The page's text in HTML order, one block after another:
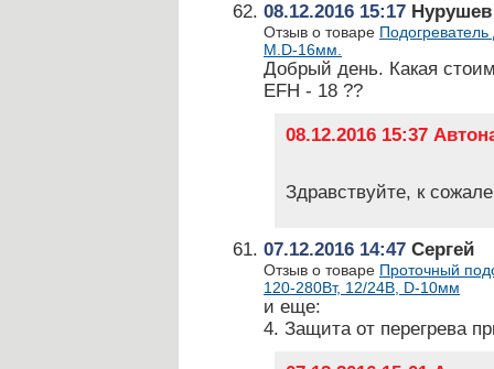
08.12.2016 15:17
Отзыв о товаре
М.D-16мм.
Добрый день. Какая
EFH - 18 ??
08.12.2016 15:37
Здравствуйте, к
07.12.2016 14:47 Сергей
Отзыв о товаре Проточный
120-280Вт, 12/24В, D-10мм
и еще:
4. Защита от перегрева